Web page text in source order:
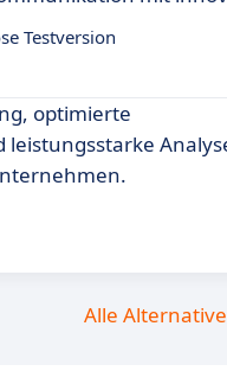
Testversion
optimierte
Alle